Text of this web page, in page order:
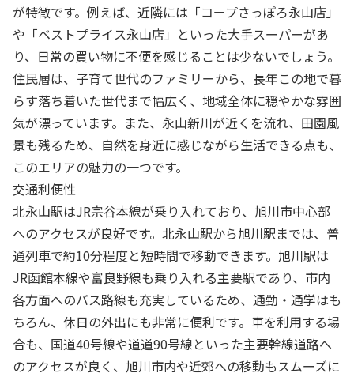
が特徴です。例えば、近隣には「コープさっぽろ永山店」
や「ベストプライス永山店」といった大手スーパーがあ
り、日常の買い物に不便を感じることは少ないでしょう。
住民層は、子育て世代のファミリーから、長年この地で暮
らす落ち着いた世代まで幅広く、地域全体に穏やかな雰囲
気が漂っています。また、永山新川が近くを流れ、田園風
景も残るため、自然を身近に感じながら生活できる点も、
このエリアの魅力の一つです。
交通利便性
北永山駅はJR宗谷本線が乗り入れており、旭川市中心部
へのアクセスが良好です。北永山駅から旭川駅までは、普
通列車で約10分程度と短時間で移動できます。旭川駅は
JR函館本線や富良野線も乗り入れる主要駅であり、市内
各方面へのバス路線も充実しているため、通勤・通学はも
ちろん、休日の外出にも非常に便利です。車を利用する場
合も、国道40号線や道道90号線といった主要幹線道路へ
のアクセスが良く、旭川市内や近郊への移動もスムーズに